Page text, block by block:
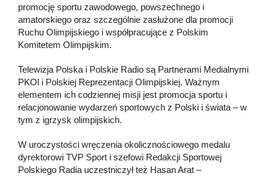
promocję sportu zawodowego, powszechnego i
amatorskiego oraz szczególnie zasłużone dla promocji
Ruchu Olimpijskiego i współpracujące z Polskim
Komitetem Olimpijskim.
Telewizja Polska i Polskie Radio są Partnerami Medialnymi
PKOl i Polskiej Reprezentacji Olimpijskiej. Ważnym
elementem ich codziennej misji jest promocja sportu i
relacjonowanie wydarzeń sportowych z Polski i świata – w
tym z igrzysk olimpijskich.
W uroczystości wręczenia okolicznościowego medalu
dyrektorowi TVP Sport i szefowi Redakcji Sportowej
Polskiego Radia uczestniczył też Hasan Arat –